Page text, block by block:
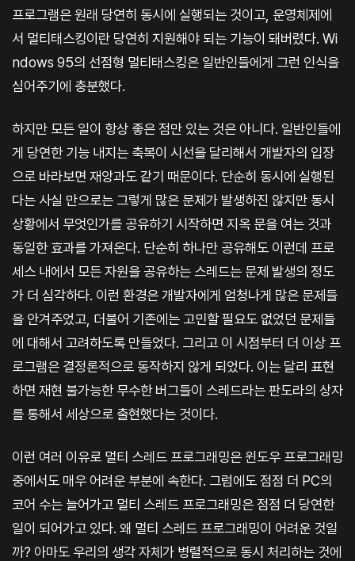
프로그램은 원래 당연히 동시에 실행되는 것이고, 운영체제에
서 멀티태스킹이란 당연히 지원해야 되는 기능이 돼버렸다. Wi
ndows 95의 선점형 멀티태스킹은 일반인들에게 그런 인식을
심어주기에 충분했다.
하지만 모든 일이 항상 좋은 점만 있는 것은 아니다. 일반인들에
게 당연한 기능 내지는 축복이 시선을 달리해서 개발자의 입장
으로 바라보면 재앙과도 같기 때문이다. 단순히 동시에 실행된
다는 사실 만으로는 그렇게 많은 문제가 발생하진 않지만 동시
상황에서 무엇인가를 공유하기 시작하면 지옥 문을 여는 것과
동일한 효과를 가져온다. 단순히 하나만 공유해도 이런데 프로
세스 내에서 모든 자원을 공유하는 스레드는 문제 발생의 정도
가 더 심각하다. 이런 환경은 개발자에게 엄청나게 많은 문제들
을 안겨주었고, 더불어 기존에는 고민할 필요도 없었던 문제들
에 대해서 고려하도록 만들었다. 그리고 이 시점부터 더 이상 프
로그램은 결정론적으로 동작하지 않게 되었다. 이는 달리 표현
하면 재현 불가능한 무수한 버그들이 스레드라는 판도라의 상자
를 통해서 세상으로 출현했다는 것이다.
이런 여러 이유로 멀티 스레드 프로그래밍은 윈도우 프로그래밍
중에서도 매우 어려운 부분에 속한다. 그럼에도 점점 더 PC의
코어 수는 늘어가고 멀티 스레드 프로그래밍은 점점 더 당연한
일이 되어가고 있다. 왜 멀티 스레드 프로그래밍이 어려운 것일
까? 아마도 우리의 생각 자체가 병렬적으로 동시 처리하는 것에